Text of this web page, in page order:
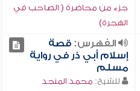
جزء من محاضرة ( الصاحب في
الهجرة)
الفهرس:قصة
إسلام أبي ذر في رواية
مسلم
للشيخ: محمد المنجد